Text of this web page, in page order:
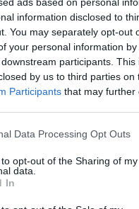
information disclosed to
You may separately opt-out
your personal information
downstream participants.
by us to third parties on
Participants that may further
Data Processing Opt Outs
opt-out of the Sharing of my
data.
In
bones, no hi ha
(i present) de
potents que en formen
de forma gratuïta
informat amb les últimes
ARA